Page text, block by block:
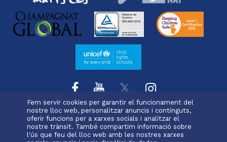
Fem servir cookies per garantir el funcionament del
nostre lloc web, personalitzar anuncis i continguts,
oferir funcions per a xarxes socials i analitzar el
nostre trànsit. També compartim informació sobre
l'ús que feu del lloc web amb les nostres xarxes
Menu
L'escola Projecte educatiu
Oferta educativa
Serveis i extraescolars
Pastoral Matrícula